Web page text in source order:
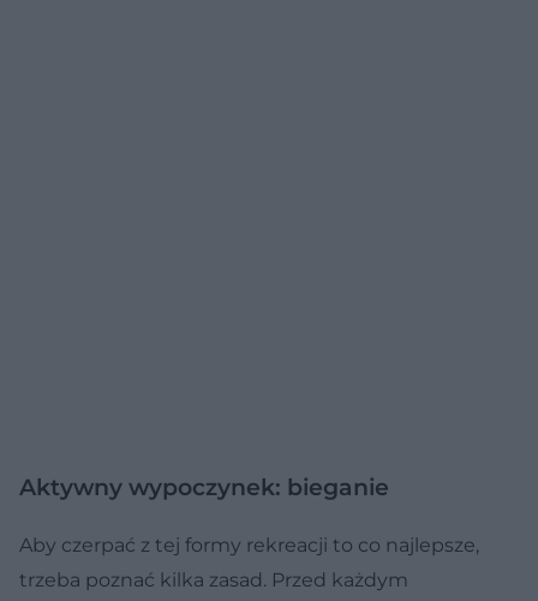
Aktywny wypoczynek: bieganie
Aby czerpać z tej formy rekreacji to co najlepsze,
trzeba poznać kilka zasad. Przed każdym